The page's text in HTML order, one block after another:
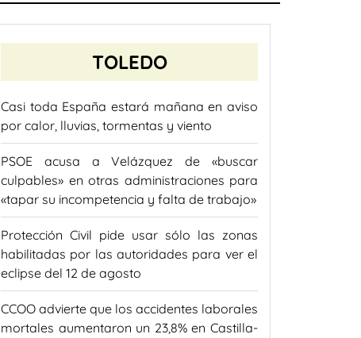
TOLEDO
Casi toda España estará mañana en aviso
por calor, lluvias, tormentas y viento
PSOE acusa a Velázquez de «buscar
culpables» en otras administraciones para
«tapar su incompetencia y falta de trabajo»
Protección Civil pide usar sólo las zonas
habilitadas por las autoridades para ver el
eclipse del 12 de agosto
CCOO advierte que los accidentes laborales
mortales aumentaron un 23,8% en Castilla-